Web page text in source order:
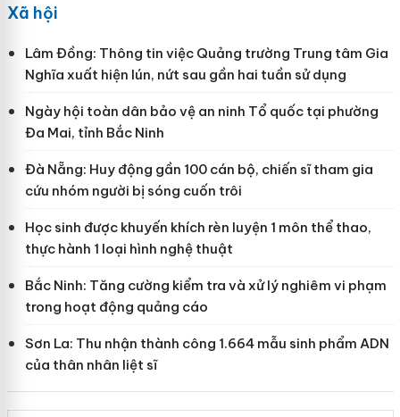
Xã hội
Lâm Đồng: Thông tin việc Quảng trường Trung tâm Gia
Nghĩa xuất hiện lún, nứt sau gần hai tuần sử dụng
Ngày hội toàn dân bảo vệ an ninh Tổ quốc tại phường
Đa Mai, tỉnh Bắc Ninh
Đà Nẵng: Huy động gần 100 cán bộ, chiến sĩ tham gia
cứu nhóm người bị sóng cuốn trôi
Học sinh được khuyến khích rèn luyện 1 môn thể thao,
thực hành 1 loại hình nghệ thuật
Bắc Ninh: Tăng cường kiểm tra và xử lý nghiêm vi phạm
trong hoạt động quảng cáo
Sơn La: Thu nhận thành công 1.664 mẫu sinh phẩm ADN
của thân nhân liệt sĩ